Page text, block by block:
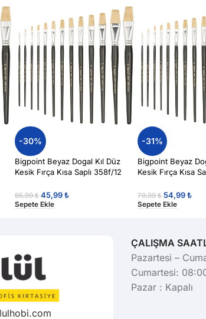
-30%
Bigpoint Beyaz Dogal Kıl Düz
Kesik Fırça Kısa Saplı 358f/12
65,99₺ 45,99₺
Sepete Ekle
-31%
Bigpoint Beyaz
Kesik Fırça Kısa
79,99₺ 54,99₺
Sepete Ekle
ÇALIŞMA
Pazartesi –
Cumartesi:
Pazar : Kapalı